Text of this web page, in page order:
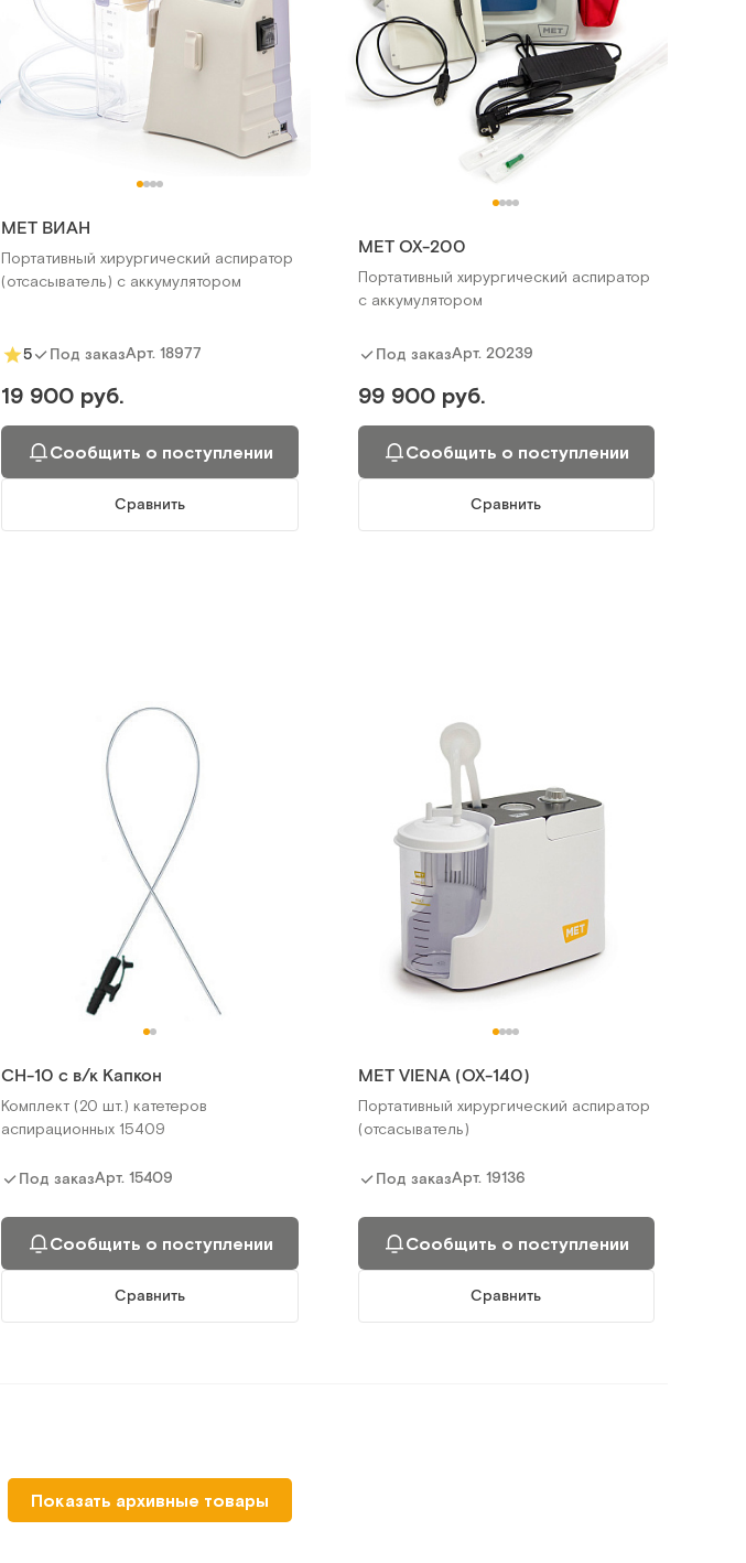
MET ВИАН
Портативный хирургический аспиратор
(отсасыватель) с аккумулятором
5 Под заказАрт.18977
19 900 руб.
Сообщить о поступлении
Сравнить
MET OX-200
Портативный хирургический аспиратор
с аккумулятором
Под заказАрт. 20239
99 900 руб.
Сообщить о поступлении
Сравнить
СН-10 с в/к Капкон
Комплект (20 шт.) катетеров
аспирационных 15409
Под заказАрт.15409
Сообщить о поступлении
Сравнить
MET VIENA (ОХ-140)
Портативный хирургический аспиратор
(отсасыватель)
Под заказАрт. 19136
Сообщить о поступлении
Сравнить
Показать архивные товары